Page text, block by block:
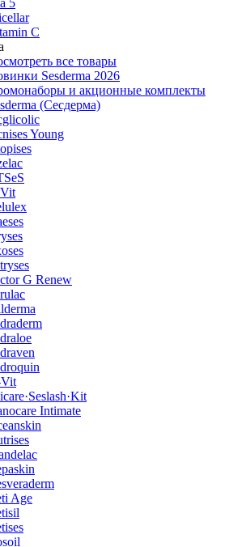
5
C
все товары
Sesderma 2026
и акционные комплекты
(Сесдерма)
Young
G Renew
Intimate
Age